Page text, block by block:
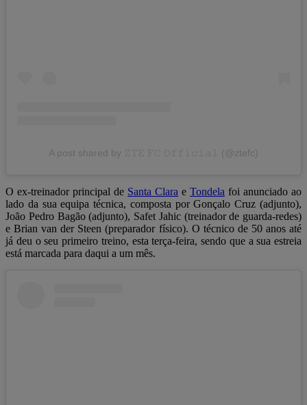
A post shared by 𝚉𝚃𝙴 𝙵𝙲 𝙾𝚏𝚏𝚒𝚌𝚒𝚊𝚕 (@ztefc)
O ex-treinador principal de Santa Clara e Tondela foi anunciado ao
lado da sua equipa técnica, composta por Gonçalo Cruz (adjunto),
João Pedro Bagão (adjunto), Safet Jahic (treinador de guarda-redes)
e Brian van der Steen (preparador físico). O técnico de 50 anos até
já deu o seu primeiro treino, esta terça-feira, sendo que a sua estreia
está marcada para daqui a um mês.